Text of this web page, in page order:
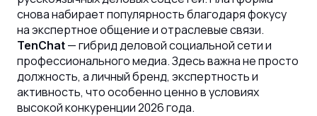
снова набирает популярность благодаря фокусу
на экспертное общение и отраслевые связи.
TenChat — гибрид деловой социальной сети и
профессионального медиа. Здесь важна не просто
должность, а личный бренд, экспертность и
активность, что особенно ценно в условиях
высокой конкуренции 2026 года.